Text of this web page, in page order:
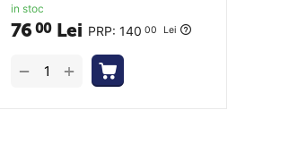
in stoc
PRP:140 00 Lei
76 00 Lei
+
−